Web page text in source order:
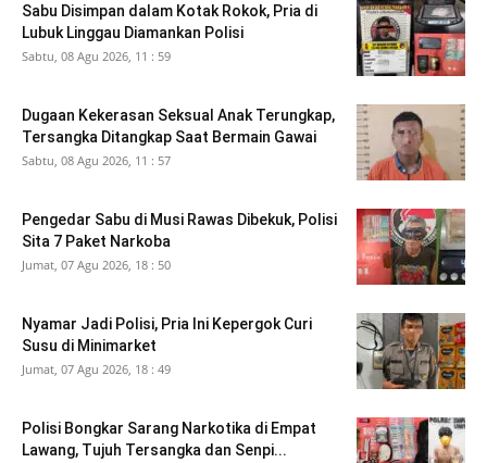
Sabu Disimpan dalam Kotak Rokok, Pria di
Lubuk Linggau Diamankan Polisi
Sabtu, 08 Agu 2026, 11 : 59
Dugaan Kekerasan Seksual Anak Terungkap,
Tersangka Ditangkap Saat Bermain Gawai
Sabtu, 08 Agu 2026, 11 : 57
Pengedar Sabu di Musi Rawas Dibekuk, Polisi
Sita 7 Paket Narkoba
Jumat, 07 Agu 2026, 18 : 50
Nyamar Jadi Polisi, Pria Ini Kepergok Curi
Susu di Minimarket
Jumat, 07 Agu 2026, 18 : 49
Polisi Bongkar Sarang Narkotika di Empat
Lawang, Tujuh Tersangka dan Senpi...